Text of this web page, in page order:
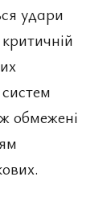
удари
обмежені